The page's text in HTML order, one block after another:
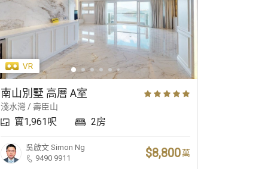
南山別墅 高層 A室
淺水灣 / 壽臣山
實1,961呎 2房
吳啟文 Simon Ng
9490 9911
$8,800萬